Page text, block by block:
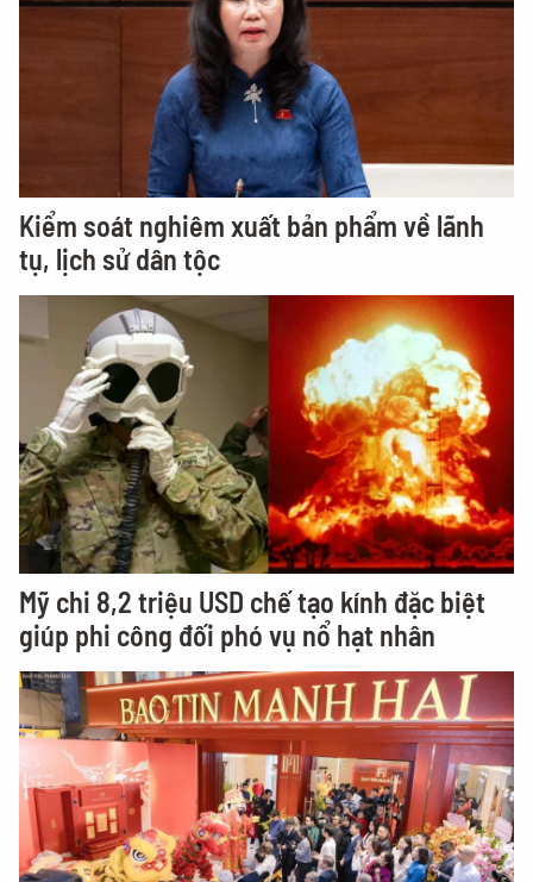
Kiểm soát nghiêm xuất bản phẩm về lãnh
tụ, lịch sử dân tộc
Mỹ chi 8,2 triệu USD chế tạo kính đặc biệt
giúp phi công đối phó vụ nổ hạt nhân